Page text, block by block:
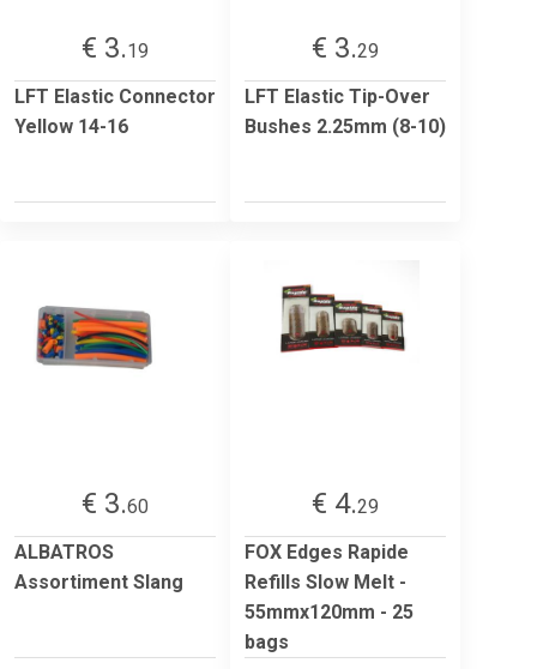
€ 3.19
LFT Elastic Connector
Yellow 14-16
€ 3.29
LFT Elastic Tip-Over
Bushes 2.25mm (8-10)
€ 3.60
ALBATROS
Assortiment Slang
€ 4.29
FOX Edges Rapide
Refills Slow Melt -
55mmx120mm - 25
bags